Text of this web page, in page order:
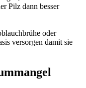
Pilz dann besser
oder
versorgen damit sie